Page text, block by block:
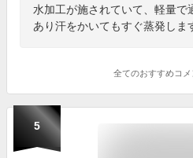
水加工が施されていて、軽量で
あり汗をかいてもすぐ蒸発しま
全てのおすすめコメ
5